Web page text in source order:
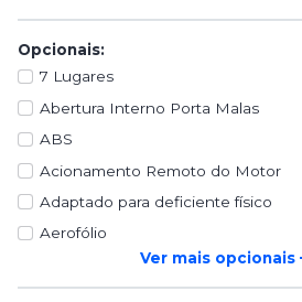
Opcionais:
7 Lugares
Abertura Interno Porta Malas
ABS
Acionamento Remoto do Motor
Adaptado para deficiente físico
Aerofólio
Ver mais opcionais